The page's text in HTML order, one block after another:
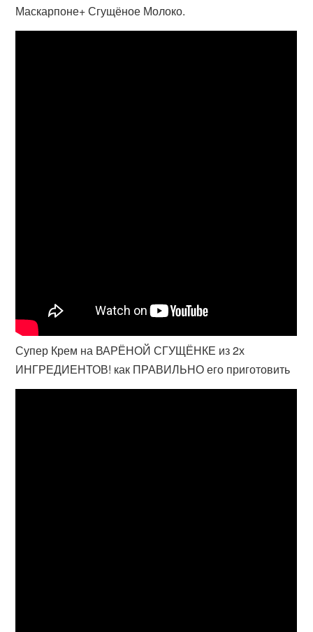
Маскарпоне+ Сгущёное Молоко.
Супер Крем на ВАРЁНОЙ СГУЩЁНКЕ из 2х
ИНГРЕДИЕНТОВ! как ПРАВИЛЬНО его приготовить